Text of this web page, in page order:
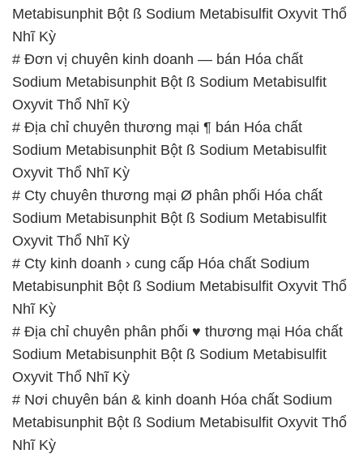
Metabisunphit Bột ß Sodium Metabisulfit Oxyvit Thổ
Nhĩ Kỳ
# Đơn vị chuyên kinh doanh — bán Hóa chất
Sodium Metabisunphit Bột ß Sodium Metabisulfit
Oxyvit Thổ Nhĩ Kỳ
# Địa chỉ chuyên thương mại ¶ bán Hóa chất
Sodium Metabisunphit Bột ß Sodium Metabisulfit
Oxyvit Thổ Nhĩ Kỳ
# Cty chuyên thương mại Ø phân phối Hóa chất
Sodium Metabisunphit Bột ß Sodium Metabisulfit
Oxyvit Thổ Nhĩ Kỳ
# Cty kinh doanh › cung cấp Hóa chất Sodium
Metabisunphit Bột ß Sodium Metabisulfit Oxyvit Thổ
Nhĩ Kỳ
# Địa chỉ chuyên phân phối ♥ thương mại Hóa chất
Sodium Metabisunphit Bột ß Sodium Metabisulfit
Oxyvit Thổ Nhĩ Kỳ
# Nơi chuyên bán & kinh doanh Hóa chất Sodium
Metabisunphit Bột ß Sodium Metabisulfit Oxyvit Thổ
Nhĩ Kỳ